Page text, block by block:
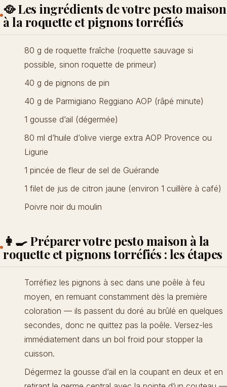
🥘 Les ingrédients de votre pesto maison
à la roquette et pignons torréfiés
80 g de roquette fraîche (roquette sauvage si
possible, sinon roquette de primeur)
40 g de pignons de pin
40 g de Parmigiano Reggiano AOP (râpé minute)
1 gousse d’ail (dégermée)
80 ml d’huile d’olive vierge extra AOP Provence ou
Ligurie
1 pincée de fleur de sel de Guérande
1 filet de jus de citron jaune (environ 1 cuillère à café)
Poivre noir du moulin
👩‍🍳 Préparer votre pesto maison à la
roquette et pignons torréfiés : les étapes
Torréfiez les pignons à sec dans une poêle à feu
moyen, en remuant constamment dès la première
coloration — ils passent du doré au brûlé en quelques
secondes, donc ne quittez pas la poêle. Versez-les
immédiatement dans un bol froid pour stopper la
cuisson.
Dégermez la gousse d’ail en la coupant en deux et en